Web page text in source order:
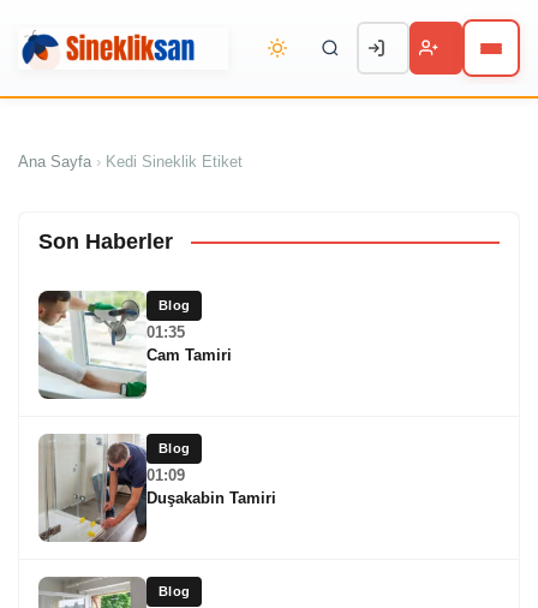
Ana Sayfa › Kedi Sineklik Etiket
Son Haberler
Blog
01:35
Cam Tamiri
Blog
01:09
Duşakabin Tamiri
Blog